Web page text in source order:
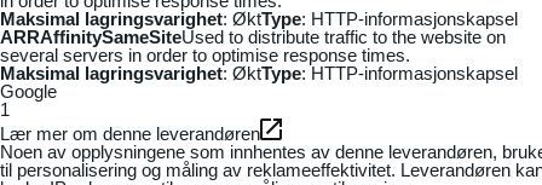
Maksimal lagringsvarighet: ØktType: HTTP-informasjonskapsel
ARRAffinitySameSiteUsed to distribute traffic to the website on
several servers in order to optimise response times.
Maksimal lagringsvarighet: ØktType: HTTP-informasjonskapsel
Google
1
Lær mer om denne leverandøren
Noen av opplysningene som innhentes av denne leverandøren,
til personalisering og måling av reklameeffektivitet. Leverandøren